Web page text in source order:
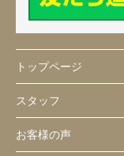
トップページ
スタッフ
お客様の声